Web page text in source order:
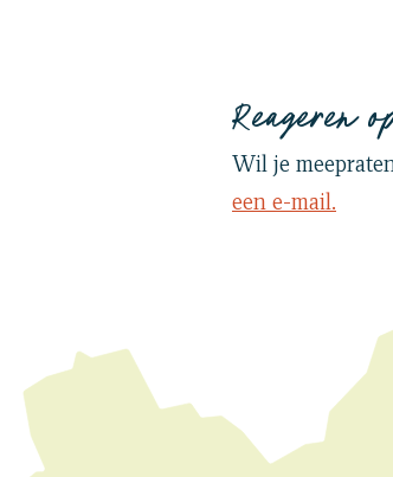
Reageren
Wil je
een e-mail.